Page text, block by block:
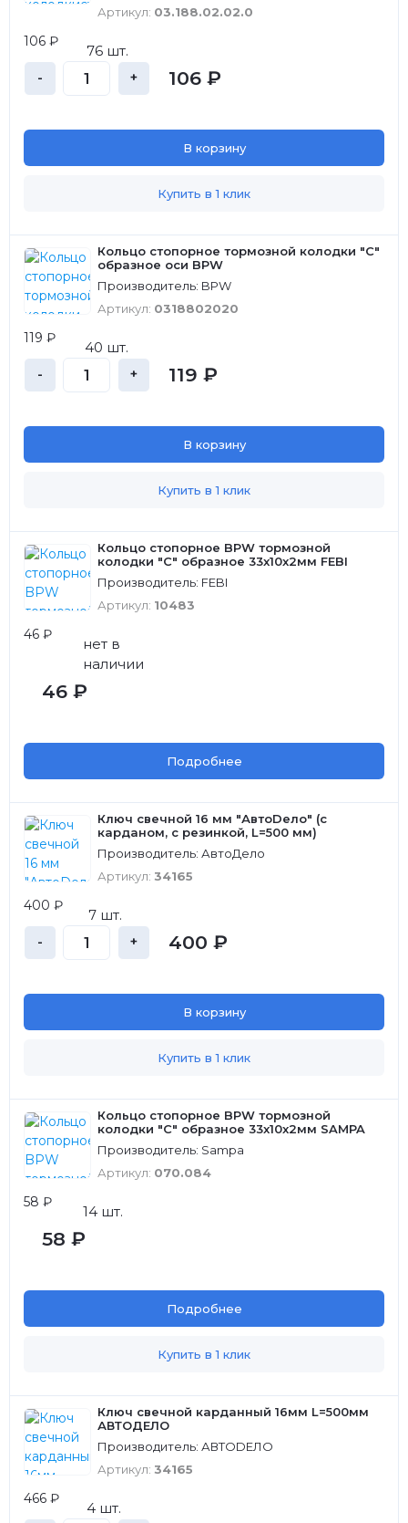
Артикул: 03.188.02.02.0
106 ₽
76 шт.
- + 106 ₽
В корзину
Купить в 1 клик
Кольцо стопорное тормозной колодки "С"
образное оси BPW
Производитель: BPW
Артикул: 0318802020
119 ₽
40 шт.
- + 119 ₽
В корзину
Купить в 1 клик
Кольцо стопорное BPW тормозной
колодки "С" образное 33x10x2мм FEBI
Производитель: FEBI
Артикул: 10483
46 ₽
нет в
наличии
46 ₽
Подробнее
Ключ свечной 16 мм "АвтоDело" (с
карданом, с резинкой, L=500 мм)
Производитель: АвтоДело
Артикул: 34165
400 ₽
7 шт.
- + 400 ₽
В корзину
Купить в 1 клик
Кольцо стопорное BPW тормозной
колодки "С" образное 33x10x2мм SAMPA
Производитель: Sampa
Артикул: 070.084
58 ₽
14 шт.
58 ₽
Подробнее
Купить в 1 клик
Ключ свечной карданный 16мм L=500мм
АВТОДЕЛО
Производитель: АВТОDЕЛО
Артикул: 34165
466 ₽
4 шт.